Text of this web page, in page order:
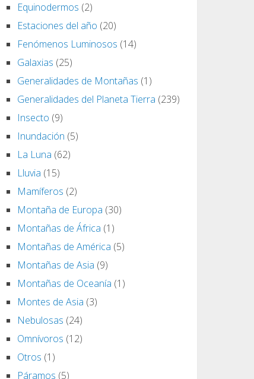
Equinodermos (2)
Estaciones del año (20)
Fenómenos Luminosos (14)
Galaxias (25)
Generalidades de Montañas (1)
Generalidades del Planeta Tierra (239)
Insecto (9)
Inundación (5)
La Luna (62)
Lluvia (15)
Mamíferos (2)
Montaña de Europa (30)
Montañas de África (1)
Montañas de América (5)
Montañas de Asia (9)
Montañas de Oceanía (1)
Montes de Asia (3)
Nebulosas (24)
Omnívoros (12)
Otros (1)
Páramos (5)